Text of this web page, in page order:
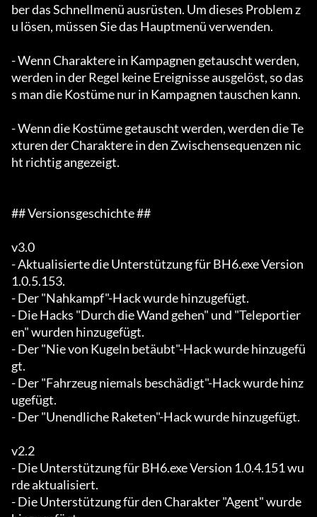
ber das Schnellmenü ausrüsten. Um dieses Problem z
u lösen, müssen Sie das Hauptmenü verwenden.
- Wenn Charaktere in Kampagnen getauscht werden,
werden in der Regel keine Ereignisse ausgelöst, so das
s man die Kostüme nur in Kampagnen tauschen kann.
- Wenn die Kostüme getauscht werden, werden die Te
xturen der Charaktere in den Zwischensequenzen nic
ht richtig angezeigt.
## Versionsgeschichte ##
v3.0
- Aktualisierte die Unterstützung für BH6.exe Version
1.0.5.153.
- Der "Nahkampf"-Hack wurde hinzugefügt.
- Die Hacks "Durch die Wand gehen" und "Teleportier
en" wurden hinzugefügt.
- Der "Nie von Kugeln betäubt"-Hack wurde hinzugefü
gt.
- Der "Fahrzeug niemals beschädigt"-Hack wurde hinz
ugefügt.
- Der "Unendliche Raketen"-Hack wurde hinzugefügt.
v2.2
- Die Unterstützung für BH6.exe Version 1.0.4.151 wu
rde aktualisiert.
- Die Unterstützung für den Charakter "Agent" wurde